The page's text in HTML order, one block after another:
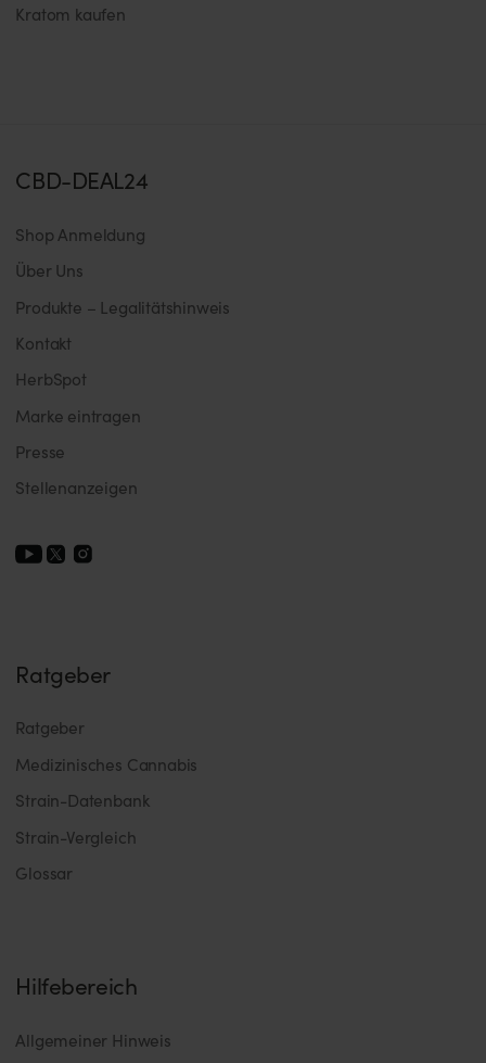
Kratom kaufen
CBD-DEAL24
Shop Anmeldung
Über Uns
Produkte – Legalitätshinweis
Kontakt
HerbSpot
Marke eintragen
Presse
Stellenanzeigen
Ratgeber
Ratgeber
Medizinisches Cannabis
Strain-Datenbank
Strain-Vergleich
Glossar
Hilfebereich
Allgemeiner Hinweis